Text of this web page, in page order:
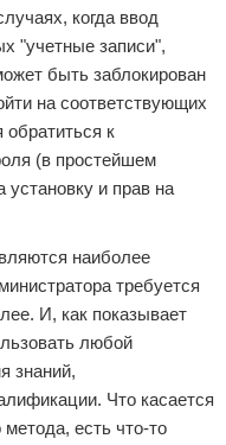
когда ввод
"учетные записи",
быть заблокирован
на соответствующих
обратиться к
(в простейшем
и прав на
наиболее
требуется
И, как показывает
любой
знаний,
Что касается
есть что-то